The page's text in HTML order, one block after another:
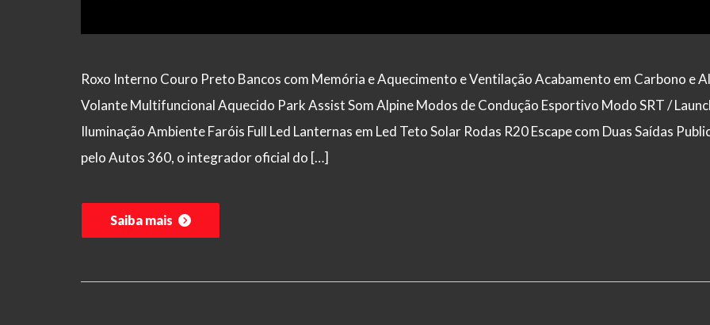
Roxo Interno Couro Preto Bancos com Memória e Aquecimento e Ventilação Acabamento em Carbono e
Volante Multifuncional Aquecido Park Assist Som Alpine Modos de Condução Esportivo Modo SRT /
Iluminação Ambiente Faróis Full Led Lanternas em Led Teto Solar Rodas R20 Escape com Duas Saídas
pelo Autos 360, o integrador oficial do […]
Saiba mais